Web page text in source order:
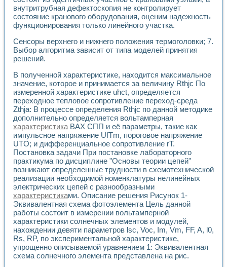
внутритрубная дефектоскопия не контролирует
состояние кранового оборудования, оценим надежность
функционирования только линейного участка.
Сенсоры верхнего и нижнего положения термоголовки; 7.
Выбор алгоритма зависит от типа моделей принятия
решений.
В полученной характеристике, находится максимальное
значение, которое и принимается за величину Rthjc По
измеренной характеристике uhct, определяется
переходное тепловое сопротивление переход-среда
Zthja: В процессе определения Rthjc по данной методике
дополнительно определяется вольтамперная
характеристикаВАХ СПП и её параметры, такие как
импульсное напряжение UfTm, пороговое напряжение
UTO; и дифференциальное сопротивление rT.
Постановка задачи При постановке лабораторного
практикума по дисциплине "Основы теории цепей"
возникают определенные трудности в схемотехнической
реализации необходимой номенклатуры нелинейных
электрических цепей с разнообразными
характеристиками. Описание решения Рисунок 1-
Эквивалентная схема фотоэлемента Цель данной
работы состоит в измерении вольтамперной
характеристики солнечных элементов и модулей,
нахождении девяти параметров lsc, Voc, Im, Vm, FF, A, l0,
Rs, RP, по экспериментальной характеристике,
упрощенно описываемой уравнением 1: Эквивалентная
схема солнечного элемента представлена на рис.